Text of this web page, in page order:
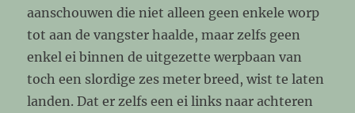
aanschouwen die niet alleen geen enkele worp
tot aan de vangster haalde, maar zelfs geen
enkel ei binnen de uitgezette werpbaan van
toch een slordige zes meter breed, wist te laten
landen. Dat er zelfs een ei links naar achteren